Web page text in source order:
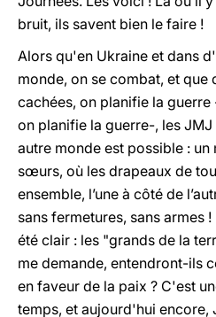
bruit, ils savent bien le faire !
Alors qu'en Ukraine et dans
monde, on se combat, et que
cachées, on planifie la guerre
on planifie la guerre-, les
autre monde est possible :
sœurs, où les drapeaux de
ensemble, l’une à côté de
sans fermetures, sans armes
été clair : les "grands de la
me demande, entendront-ils
en faveur de la paix ? C'est
temps, et aujourd'hui encore,